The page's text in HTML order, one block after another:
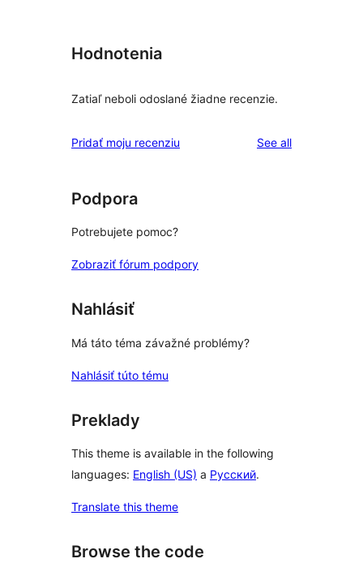
Hodnotenia
Zatiaľ neboli odoslané žiadne recenzie.
Pridať moju recenziu See allreviews
Podpora
Potrebujete pomoc?
Zobraziť fórum podpory
Nahlásiť
Má táto téma závažné problémy?
Nahlásiť túto tému
Preklady
This theme is available in the following
languages: English (US) a Русский.
Translate this theme
Browse the code